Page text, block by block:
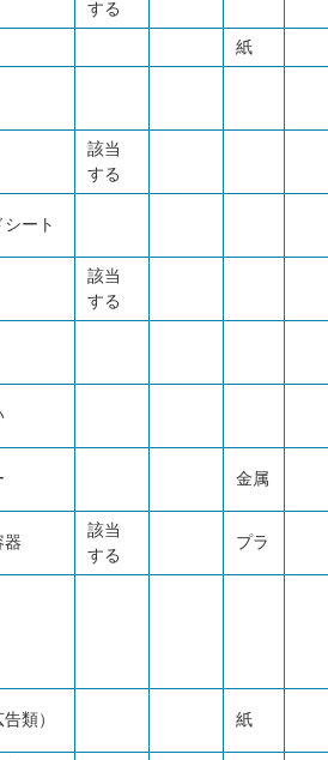
する
紙
該当
する
ート
該当
する
金属
器
該当
する
プラ
類） 紙